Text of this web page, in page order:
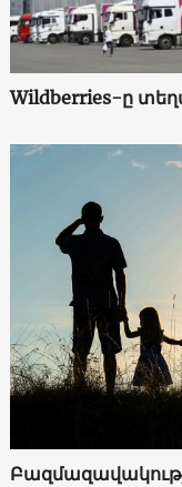
Wildberries-ը